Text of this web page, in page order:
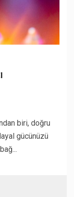
biri, doğru
gücünüzü